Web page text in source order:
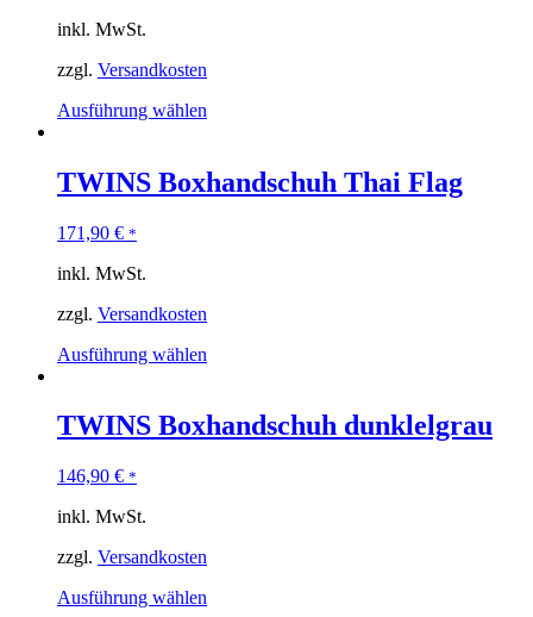
inkl. MwSt.
zzgl. Versandkosten
Ausführung wählen
TWINS Boxhandschuh Thai Flag
171,90 € *
inkl. MwSt.
zzgl. Versandkosten
Ausführung wählen
TWINS Boxhandschuh dunklelgrau
146,90 € *
inkl. MwSt.
zzgl. Versandkosten
Ausführung wählen